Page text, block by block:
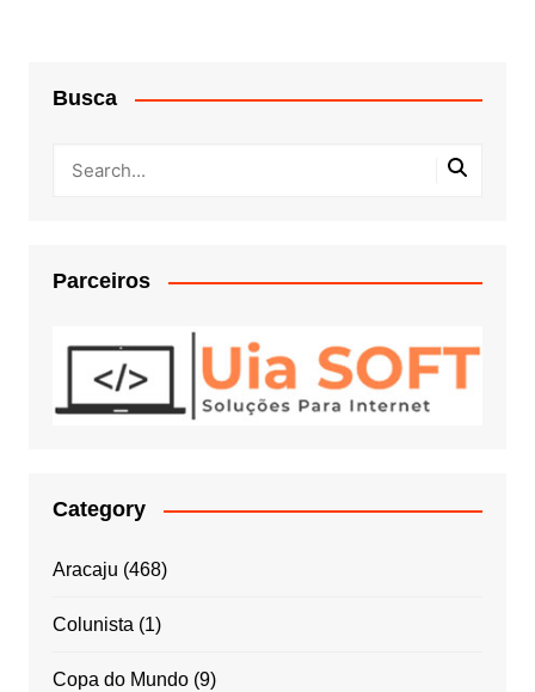
Busca
Parceiros
Category
Aracaju (468)
Colunista (1)
Copa do Mundo(9)